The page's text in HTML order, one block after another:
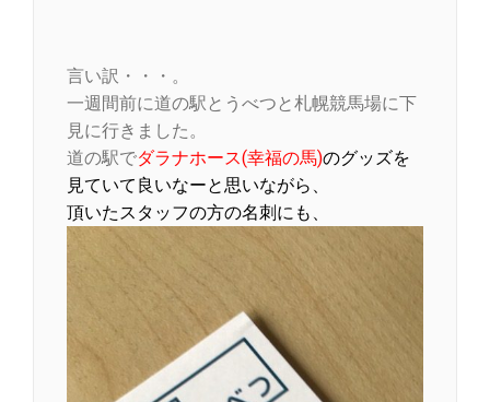
言い訳・・・。
一週間前に道の駅とうべつと札幌競馬場に下
見に行きました。
道の駅でダラナホース(幸福の馬)のグッズを
見ていて良いなーと思いながら、
頂いたスタッフの方の名刺にも、